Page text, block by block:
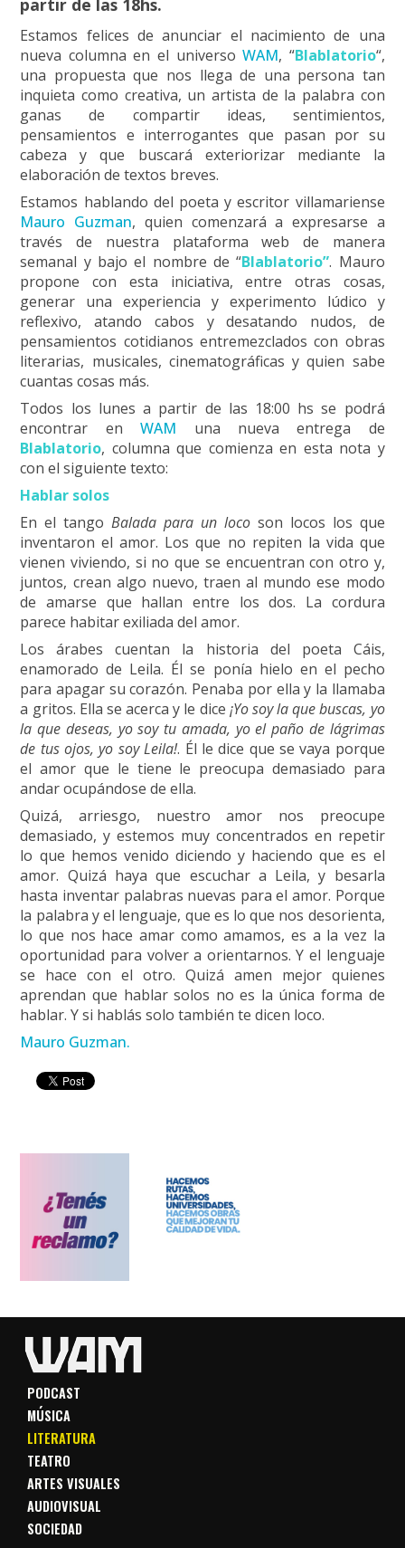
partir de las 18hs.
Estamos felices de anunciar el nacimiento de una
nueva columna en el universoWAM, “Blablatorio“,
una propuesta que nos llega de una persona tan
inquieta como creativa, un artista de la palabra con
ganas de compartir ideas, sentimientos,
pensamientos e interrogantes que pasan por su
cabeza y que buscará exteriorizar mediante la
elaboración de textos breves.
Estamos hablando del poeta y escritor villamariense
Mauro Guzman, quien comenzará a expresarse a
través de nuestra plataforma web de manera
semanal y bajo el nombre de “Blablatorio”. Mauro
propone con esta iniciativa, entre otras cosas,
generar una experiencia y experimento lúdico y
reflexivo, atando cabos y desatando nudos, de
pensamientos cotidianos entremezclados con obras
literarias, musicales, cinematográficas y quien sabe
cuantas cosas más.
Todos los lunes a partir de las 18:00 hs se podrá
encontrar enWAM una nueva entrega de
Blablatorio, columna que comienza en esta nota y
con el siguiente texto:
Hablar solos
En el tangoBalada para un locoson locos los que
inventaron el amor. Los que no repiten la vida que
vienen viviendo, si no que se encuentran con otro y,
juntos, crean algo nuevo, traen al mundo ese modo
de amarse que hallan entre los dos. La cordura
parece habitar exiliada del amor.
Los árabes cuentan la historia del poeta Cáis,
enamorado de Leila. Él se ponía hielo en el pecho
para apagar su corazón. Penaba por ella y la llamaba
a gritos. Ella se acerca y le dice ¡Yo soy la que buscas, yo
la que deseas, yo soy tu amada, yo el paño de lágrimas
de tus ojos, yo soy Leila!. Él le dice que se vaya porque
el amor que le tiene le preocupa demasiado para
andar ocupándose de ella.
Quizá, arriesgo, nuestro amor nos preocupe
demasiado, y estemos muy concentrados en repetir
lo que hemos venido diciendo y haciendo que es el
amor. Quizá haya que escuchar a Leila, y besarla
hasta inventar palabras nuevas para el amor. Porque
la palabra y el lenguaje, que es lo que nos desorienta,
lo que nos hace amar como amamos, es a la vez la
oportunidad para volver a orientarnos. Y el lenguaje
se hace con el otro. Quizá amen mejor quienes
aprendan que hablar solos no es la única forma de
hablar. Y si hablás solo también te dicen loco.
Mauro Guzman.
PODCAST
MÚSICA
LITERATURA
TEATRO
ARTES VISUALES
AUDIOVISUAL
SOCIEDAD